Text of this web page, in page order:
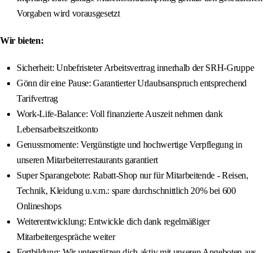
Vorgaben wird vorausgesetzt
Wir bieten:
Sicherheit: Unbefristeter Arbeitsvertrag innerhalb der SRH-Gruppe
Gönn dir eine Pause: Garantierter Urlaubsanspruch entsprechend
Tarifvertrag
Work-Life-Balance: Voll finanzierte Auszeit nehmen dank
Lebensarbeitszeitkonto
Genussmomente: Vergünstigte und hochwertige Verpflegung in
unseren Mitarbeiterrestaurants garantiert
Super Sparangebote: Rabatt-Shop nur für Mitarbeitende - Reisen,
Technik, Kleidung u.v.m.: spare durchschnittlich 20% bei 600
Onlineshops
Weiterentwicklung: Entwickle dich dank regelmäßiger
Mitarbeitergespräche weiter